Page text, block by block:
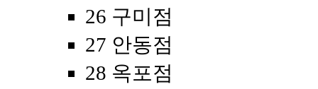
26 구미점
27 안동점
28 옥포점